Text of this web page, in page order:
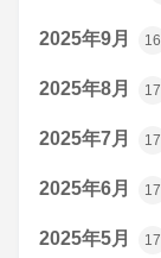
2025年9月 16
2025年8月 17
2025年7月 17
2025年6月 17
2025年5月 17